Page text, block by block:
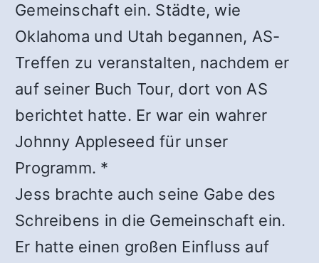
Gemeinschaft ein. Städte, wie
Oklahoma und Utah begannen, AS-
Treffen zu veranstalten, nachdem er
auf seiner Buch Tour, dort von AS
berichtet hatte. Er war ein wahrer
Johnny Appleseed für unser
Programm. *
Jess brachte auch seine Gabe des
Schreibens in die Gemeinschaft ein.
Er hatte einen großen Einfluss auf